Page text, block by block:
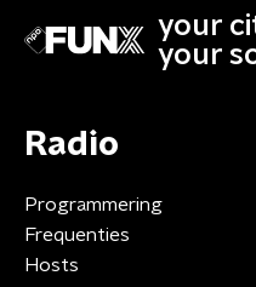
your
your
Radio
Programmering
Frequenties
Hosts